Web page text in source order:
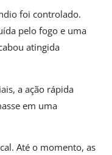
foi controlado.
pelo fogo e uma
atingida
a ação rápida
em uma
Até o momento, as